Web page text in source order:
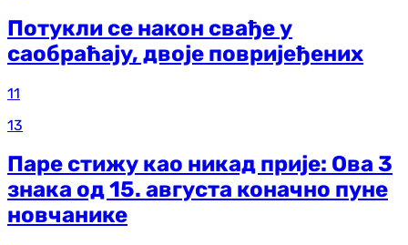
Потукли се након свађе у
саобраћају, двоје повријеђених
11
13
Паре стижу као никад прије: Ова 3
знака од 15. августа коначно пуне
новчанике